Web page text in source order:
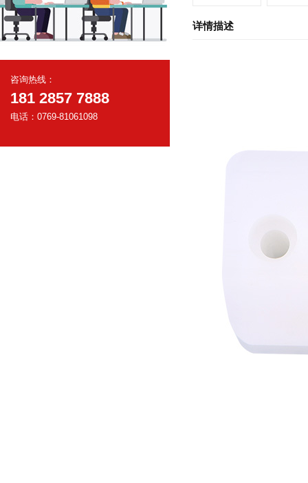
咨询热线：
181 2857 7888
电话：0769-81061098
详情描述